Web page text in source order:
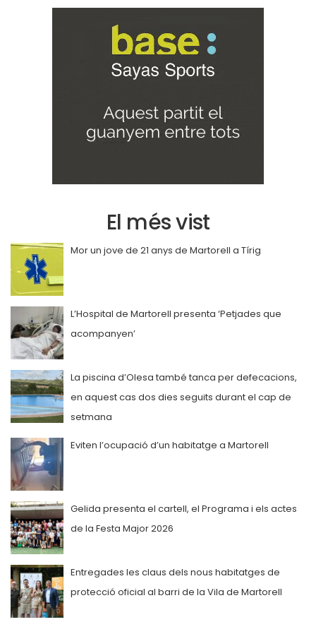
El més vist
Mor un jove de 21 anys de Martorell a Tírig
L’Hospital de Martorell presenta ‘Petjades que
acompanyen’
La piscina d’Olesa també tanca per defecacions,
en aquest cas dos dies seguits durant el cap de
setmana
Eviten l’ocupació d’un habitatge a Martorell
Gelida presenta el cartell, el Programa i els actes
de la Festa Major 2026
Entregades les claus dels nous habitatges de
protecció oficial al barri de la Vila de Martorell